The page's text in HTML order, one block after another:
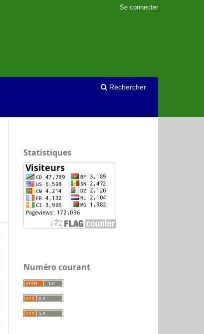
Rechercher
Se connecter
Statistiques
Numéro courant